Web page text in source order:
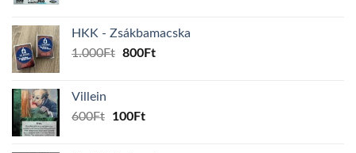
160Ft.150Ft.
HKK - Zsákbamacska
1.000Ft Original
800FtCurrent
Villein
600Ft
Original
100FtCurrent